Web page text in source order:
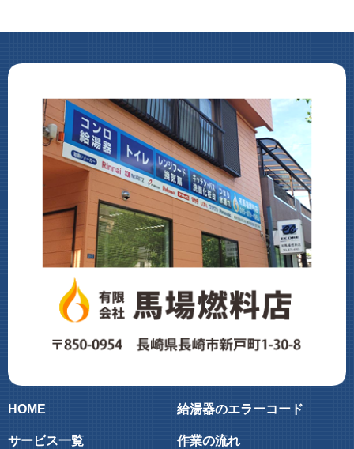
HOME
サービス一覧
給湯器のエラーコード
作業の流れ